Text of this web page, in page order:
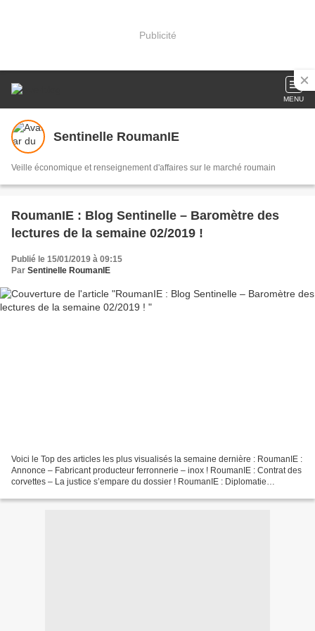
Publicité
MENU
Sentinelle RoumanIE
Veille économique et renseignement d'affaires sur le marché roumain
RoumanIE : Blog Sentinelle – Baromètre des
lectures de la semaine 02/2019 !
Publié le 15/01/2019 à 09:15
Par Sentinelle RoumanIE
Voici le Top des articles les plus visualisés la semaine dernière : RoumanIE :
Annonce – Fabricant producteur ferronnerie – inox ! RoumanIE : Contrat des
corvettes – La justice s’empare du dossier ! RoumanIE : Diplomatie